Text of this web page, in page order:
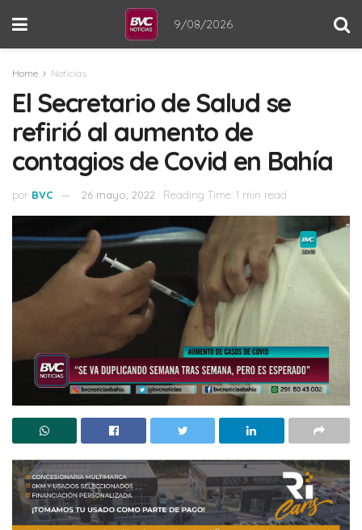
9/08/2026
Home Noticias
El Secretario de Salud se
refirió al aumento de
contagios de Covid en Bahía
por BVC 26 mayo, 2022 Reading Time: 1 min read